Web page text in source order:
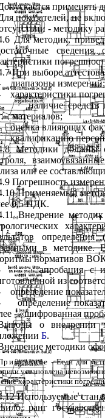
применять
показателей, не
- методику
Для методик,
При выборе
диапазоны измерений;
характеристики
наличие средств
материалов;
оценка влияющих
квалификацию
Методики должны
или ее
Погрешность
Применяемый
0,5 ПДК.
Внедрение
в методике.
нормативов
апробация с
из
определение
определение
- «шифрованная
о внедрении
Б.
методики
- Если для
установлена
характеристики
Используемые
ранг